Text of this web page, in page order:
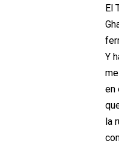
El
Y
en
la